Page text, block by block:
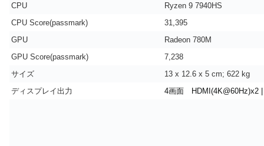
CPU
Ryzen 9 7940HS
CPU Score(passmark)
31,395
GPU
Radeon 780M
GPU Score(passmark)
7,238
サイズ
‎13 x 12.6 x 5 cm; 622 kg
ディスプレイ出力
4画面 HDMI(4K@60Hz)x2 |